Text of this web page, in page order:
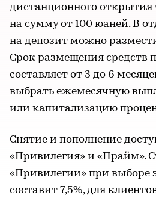
дистанционного
на сумму от 100 юаней. В
на депозит можно
Срок размещения средств
составляет от 3 до 6
выбрать ежемесячную
или капитализацию
Снятие и пополнение
«Привилегия» и «Прайм».
«Привилегии» при выборе
составит 7,5%, для